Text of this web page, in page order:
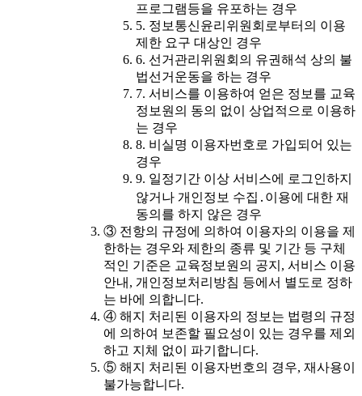
프로그램등을 유포하는 경우
5. 정보통신윤리위원회로부터의 이용
제한 요구 대상인 경우
6. 선거관리위원회의 유권해석 상의 불
법선거운동을 하는 경우
7. 서비스를 이용하여 얻은 정보를 교육
정보원의 동의 없이 상업적으로 이용하
는 경우
8. 비실명 이용자번호로 가입되어 있는
경우
9. 일정기간 이상 서비스에 로그인하지
않거나 개인정보 수집․이용에 대한 재
동의를 하지 않은 경우
③ 전항의 규정에 의하여 이용자의 이용을 제
한하는 경우와 제한의 종류 및 기간 등 구체
적인 기준은 교육정보원의 공지, 서비스 이용
안내, 개인정보처리방침 등에서 별도로 정하
는 바에 의합니다.
④ 해지 처리된 이용자의 정보는 법령의 규정
에 의하여 보존할 필요성이 있는 경우를 제외
하고 지체 없이 파기합니다.
⑤ 해지 처리된 이용자번호의 경우, 재사용이
불가능합니다.